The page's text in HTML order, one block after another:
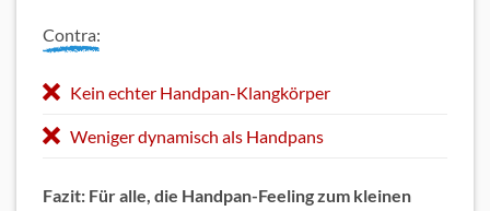
Contra:
Kein echter Handpan-Klangkörper
Weniger dynamisch als Handpans
Fazit: Für alle, die Handpan-Feeling zum kleinen